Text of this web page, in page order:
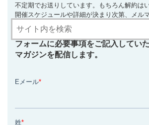
不定期でお送りしています。もちろん解約は
開催スケジュールや詳細が決まり次第、メル
案内致します。
フォームに必要事項をご記入してい
マガジンを配信します。